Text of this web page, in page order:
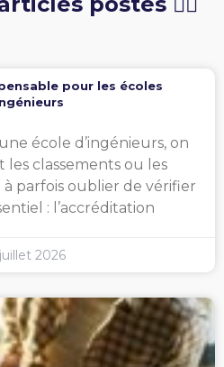
pour les écoles
école d’ingénieurs, on
les classements ou les
à parfois oublier de vérifier
: l’accréditation
2026